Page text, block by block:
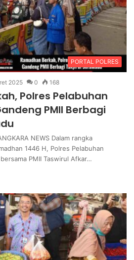
PORTAL POLRES
2025 0 168
Polres Pelabuhan
PMII Berbagi
NEWS Dalam rangka
1446 H, Polres Pelabuhan
PMII Taswirul Afkar…